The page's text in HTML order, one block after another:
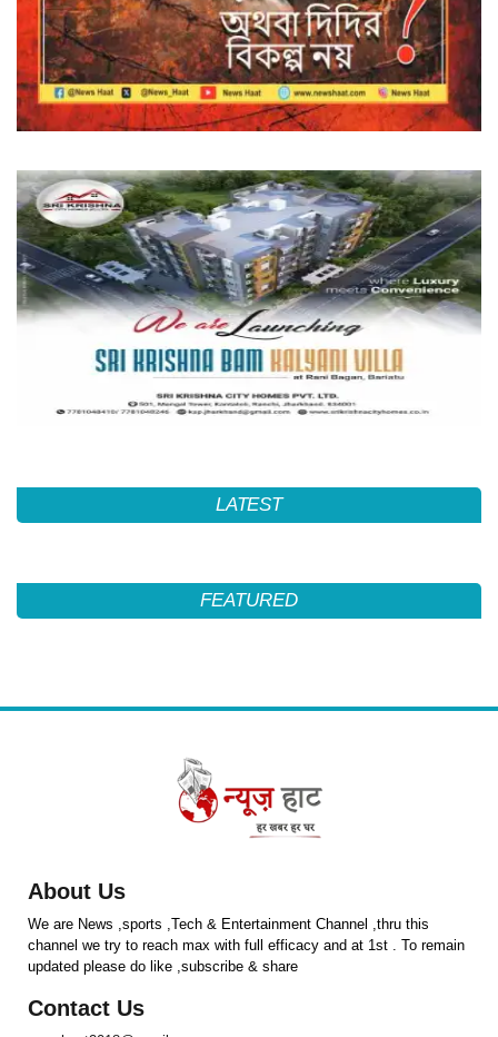
LATEST
FEATURED
About Us
We are News ,sports ,Tech & Entertainment Channel ,thru this
channel we try to reach max with full efficacy and at 1st . To remain
updated please do like ,subscribe & share
Contact Us